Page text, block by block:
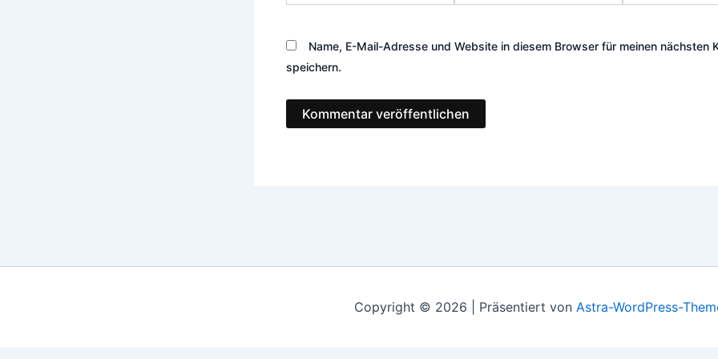
Name, E-Mail-Adresse und Website in diesem Browser für meinen nächsten
speichern.
Copyright © 2026 | Präsentiert von Astra-WordPress-